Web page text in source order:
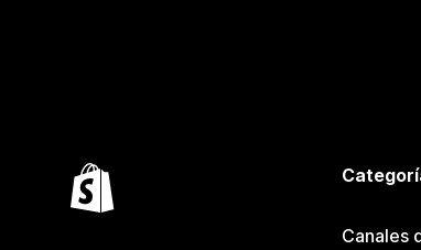
Canales